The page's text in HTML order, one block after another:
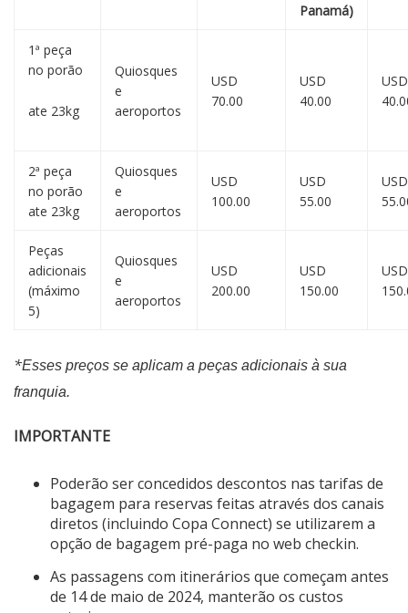
Panamá)
1ª peça
no porão
ate 23kg
Quiosques
e
aeroportos
USD
70.00
USD
40.00
USD
2ª peça
no porão
ate 23kg
Quiosques
e
aeroportos
USD
100.00
USD
55.00
USD
Peças
adicionais
(máximo
5)
Quiosques
e
aeroportos
USD
200.00
USD
150.00
USD
*Esses preços se aplicam a peças adicionais à sua
franquia.
IMPORTANTE
Poderão ser concedidos descontos nas tarifas de
bagagem para reservas feitas através dos canais
diretos (incluindo Copa Connect) se utilizarem a
opção de bagagem pré-paga no web checkin.
As passagens com itinerários que começam antes
de 14 de maio de 2024, manterão os custos